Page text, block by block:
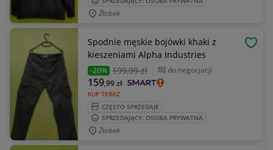
Żłobek
Spodnie męskie bojówki khaki z
kieszeniami Alpha Industries
-20% 199,99 zł do negocjacji
KUP TERAZ
159,99zł
CZĘSTO SPRZEDAJE
SPRZEDAJĄCY: OSOBA PRYWATNA
Żłobek